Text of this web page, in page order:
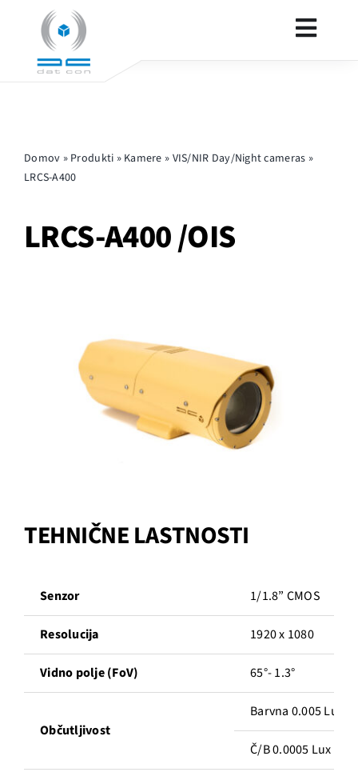
content
OBRAMBA
Domov » Produkti » Kamere » VIS/NIR Day/Night cameras »
LRCS-A400
LRCS-A400 /OIS
TEHNIČNE LASTNOSTI
Senzor 1/1.8” CMOS
Resolucija 1920 x 1080
Vidno polje (FoV) 65°- 1.3°
Občutljivost
Barvna 0.005 Lux
Č/B 0.0005 Lux @